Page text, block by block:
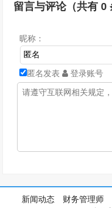
留言与评论（共有0
昵称：
匿名发表 登录账号
新闻动态 财务管理师